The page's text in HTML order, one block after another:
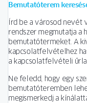
Bemutatóterem
Írd be a városod nevét
rendszer megmutatja a
bemutatótermeket. A
kapcsolatfelvételhez
a kapcsolatfelvételi
Ne feledd, hogy egy
bemutatóteremben
megismerkedj a